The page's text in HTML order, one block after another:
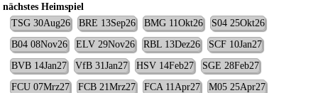
nächstes Heimspiel
TSG 30Aug26
BRE 13Sep26 BMG 11Okt26
S04 25Okt26
B04 08Nov26
ELV 29Nov26 RBL 13Dez26
SCF 10Jan27
BVB 14Jan27
VfB 31Jan27 HSV 14Feb27
SGE 28Feb27
FCU 07Mrz27
FCB 21Mrz27 FCA 11Apr27
M05 25Apr27